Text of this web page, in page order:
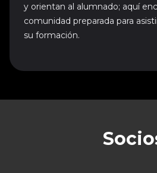
y orientan al alumnado; aquí
comunidad preparada para
su formación.